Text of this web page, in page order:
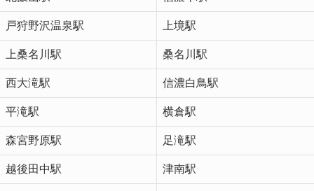
戸狩野沢温泉駅 上境駅
上桑名川駅 桑名川駅
西大滝駅 信濃白鳥駅
平滝駅 横倉駅
森宮野原駅 足滝駅
越後田中駅 津南駅